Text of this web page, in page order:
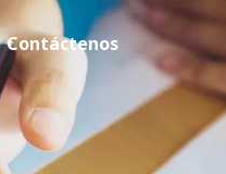
Contáctenos